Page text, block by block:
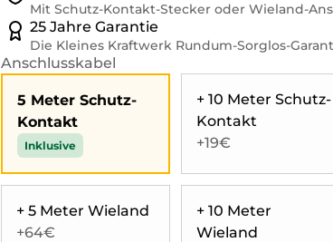
Mit Schutz-Kontakt-Stecker oder Wieland-
25 Jahre Garantie
Die Kleines Kraftwerk Rundum-Sorglos-
Anschlusskabel
5 Meter Schutz-
Kontakt
Inklusive
+ 10 Meter Schutz-
Kontakt
+19€
+ 5 Meter Wieland
+64€
+ 10 Meter
Wieland